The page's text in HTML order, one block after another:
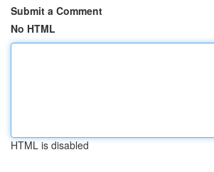
Submit a Comment
No HTML
HTML is disabled